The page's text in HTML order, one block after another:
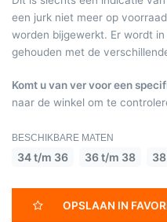
een jurk niet meer op
worden bijgewerkt. Er wordt
gehouden met de
Komt u van ver voor een
naar de winkel om te
BESCHIKBARE MATEN
34 t/m 36 36 t/m 38
OPSLAAN IN